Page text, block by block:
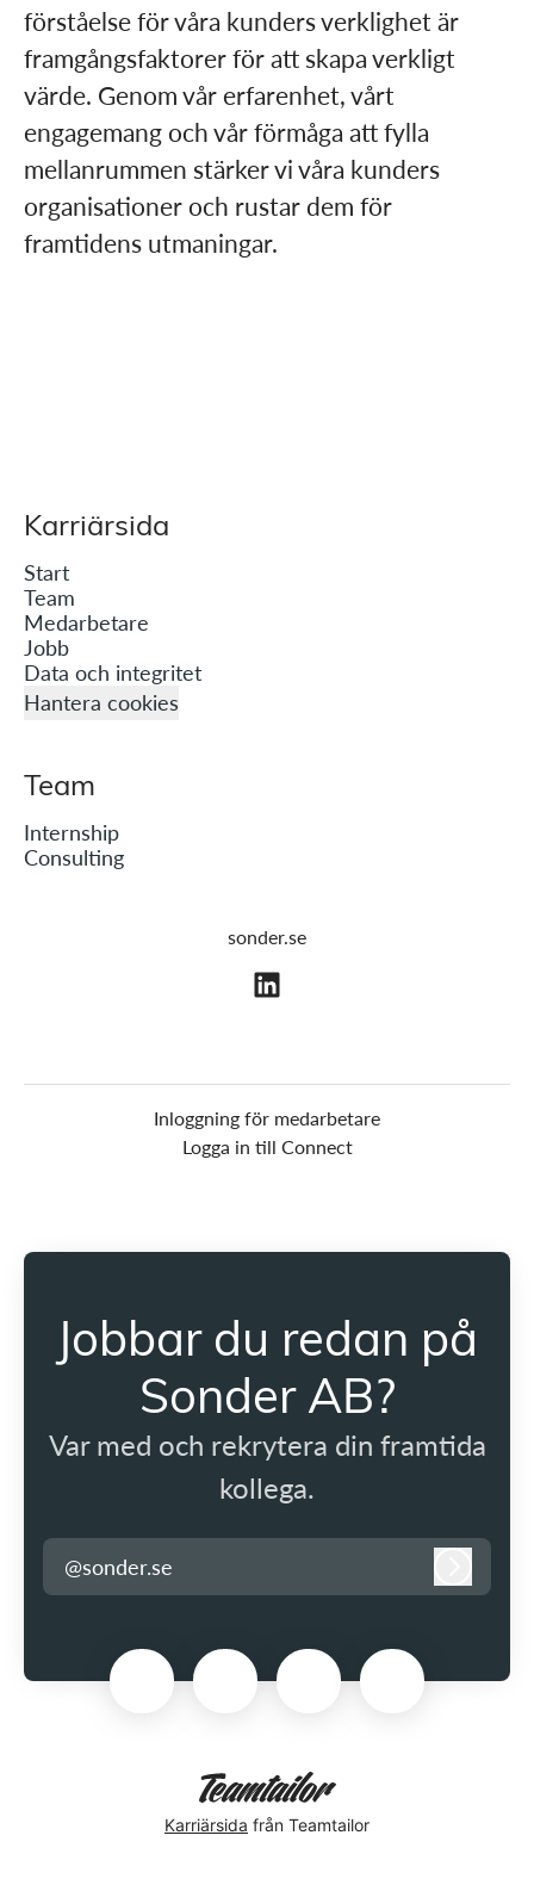
förståelse för våra kunders verklighet är
framgångsfaktorer för att skapa verkligt
värde. Genom vår erfarenhet, vårt
engagemang och vår förmåga att fylla
mellanrummen stärker vi våra kunders
organisationer och rustar dem för
framtidens utmaningar.​
Karriärsida
Start
Team
Medarbetare
Jobb
Data och integritet
Hantera cookies
Team
Internship
Consulting
sonder.se
Inloggning för medarbetare
Logga in till Connect
Jobbar du redan på
Sonder AB?
Var med och rekrytera din framtida
kollega.
@sonder.se
Karriärsida från Teamtailor